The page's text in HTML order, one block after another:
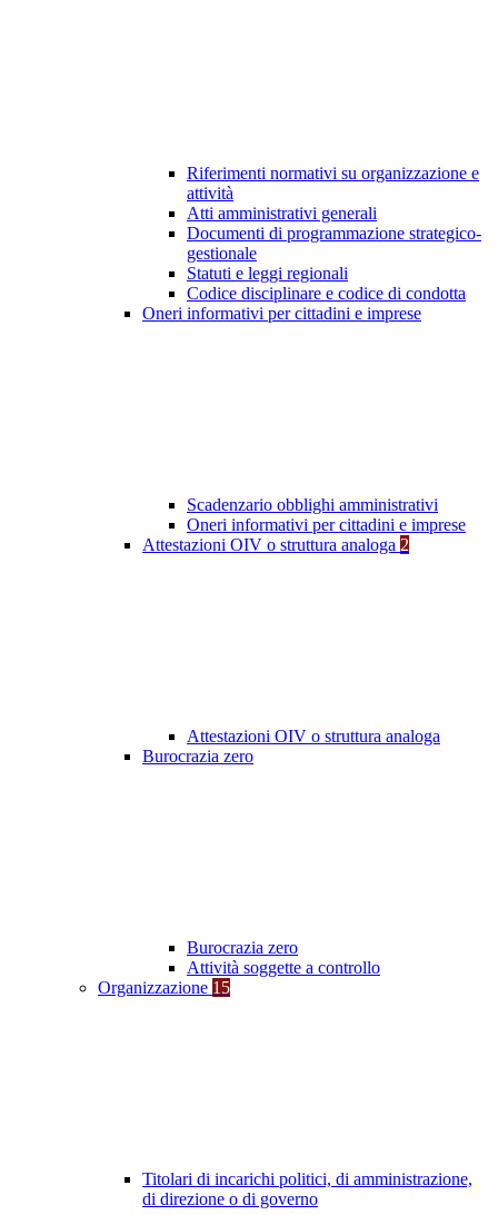
Riferimenti normativi su organizzazione e
attività
Atti amministrativi generali
Documenti di programmazione strategico-
gestionale
Statuti e leggi regionali
Codice disciplinare e codice di condotta
Oneri informativi per cittadini e imprese
Scadenzario obblighi amministrativi
Oneri informativi per cittadini e imprese
Attestazioni OIV o struttura analoga 2
Attestazioni OIV o struttura analoga
Burocrazia zero
Burocrazia zero
Attività soggette a controllo
Organizzazione 15
Titolari di incarichi politici, di amministrazione,
di direzione o di governo